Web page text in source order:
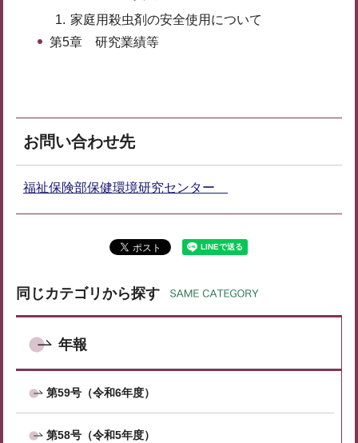
家庭用殺虫剤の安全使用について
第5章 研究業績等
お問い合わせ先
福祉保険部保健環境研究センター
同じカテゴリから探す
年報
第59号（令和6年度）
第58号（令和5年度）